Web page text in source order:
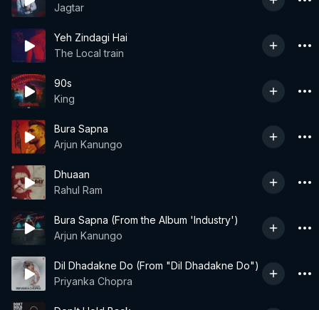
Jagtar
Yeh Zindagi Hai
The Local train
90s
King
Bura Sapna
Arjun Kanungo
Dhuaan
Rahul Ram
Bura Sapna (From the Album 'Industry')
Arjun Kanungo
Dil Dhadakne Do (From "Dil Dhadakne Do")
Priyanka Chopra